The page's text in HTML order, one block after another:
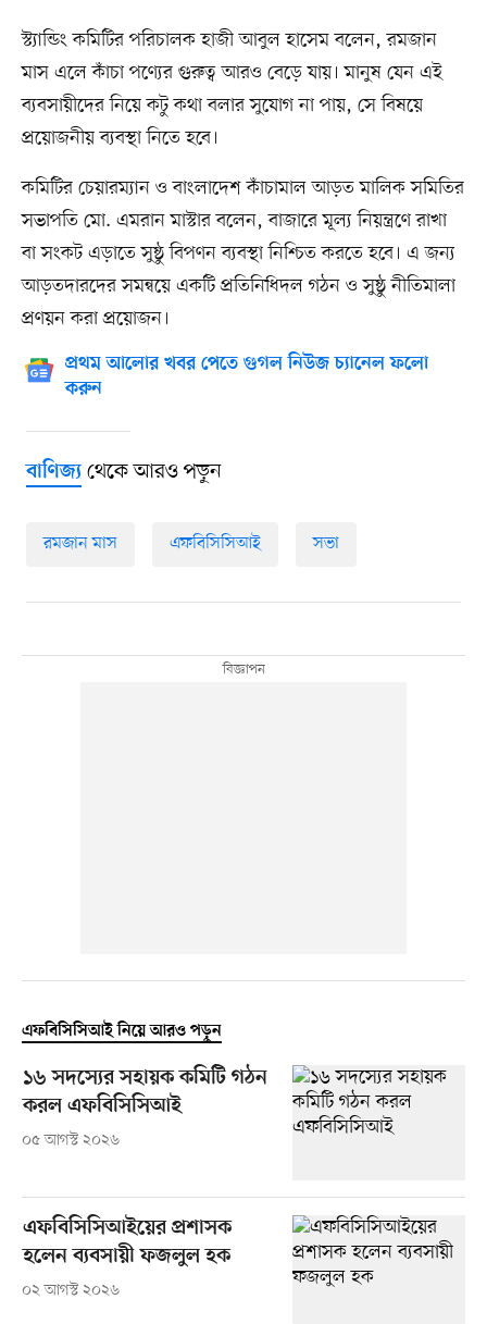
স্ট্যান্ডিং কমিটির পরিচালক হাজী আবুল হাসেম বলেন, রমজান
মাস এলে কাঁচা পণ্যের গুরুত্ব আরও বেড়ে যায়। মানুষ যেন এই
ব্যবসায়ীদের নিয়ে কটু কথা বলার সুযোগ না পায়, সে বিষয়ে
প্রয়োজনীয় ব্যবস্থা নিতে হবে।
কমিটির চেয়ারম্যান ও বাংলাদেশ কাঁচামাল আড়ত মালিক সমিতির
সভাপতি মো. এমরান মাস্টার বলেন, বাজারে মূল্য নিয়ন্ত্রণে রাখা
বা সংকট এড়াতে সুষ্ঠু বিপণন ব্যবস্থা নিশ্চিত করতে হবে। এ জন্য
আড়তদারদের সমন্বয়ে একটি প্রতিনিধিদল গঠন ও সুষ্ঠু নীতিমালা
প্রণয়ন করা প্রয়োজন।
প্রথম আলোর খবর পেতে গুগল নিউজ চ্যানেল ফলো
করুন
বাণিজ্যথেকে আরও পড়ুন
রমজান মাস এফবিসিসিআই সভা
এফবিসিসিআই নিয়ে আরও পড়ুন
১৬ সদস্যের সহায়ক কমিটি গঠন
করল এফবিসিসিআই
০৫ আগস্ট ২০২৬
এফবিসিসিআইয়ের প্রশাসক
হলেন ব্যবসায়ী ফজলুল হক
০২ আগস্ট ২০২৬